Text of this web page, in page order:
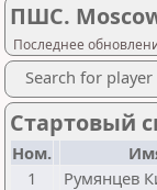
ПШС.
Последнее
Search for player
Стартовый
Ном.
1
Румянцев